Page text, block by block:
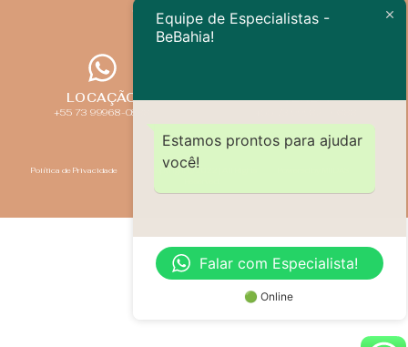
contato@bebahia.com.br
LOCAÇÃO
+55 73 99968-0888
VENDA
Política de Privacidade Copyright © 2022 |
Equipe de Especialistas -
BeBahia!
Estamos prontos para ajudar
você!
Falar com Especialista!
🟢 Online